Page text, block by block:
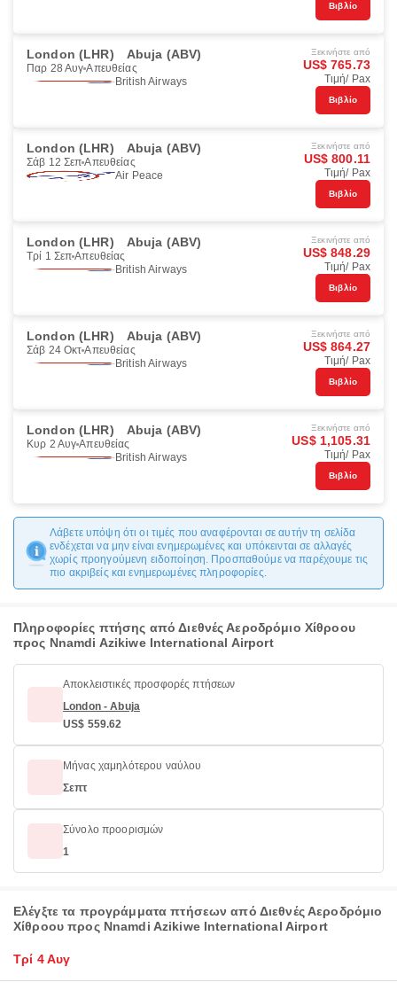
Βιβλίο
London (LHR) Abuja (ABV)
Παρ 28 Αυγ Απευθείας
British Airways
Ξεκινήστε από
US$ 765.73
Τιμή/ Pax
Βιβλίο
London (LHR) Abuja (ABV)
Σάβ 12 Σεπ Απευθείας
Air Peace
Ξεκινήστε από
US$ 800.11
Τιμή/ Pax
Βιβλίο
London (LHR) Abuja (ABV)
Τρί 1 Σεπ Απευθείας
British Airways
Ξεκινήστε από
US$ 848.29
Τιμή/ Pax
Βιβλίο
London (LHR) Abuja (ABV)
Σάβ 24 Οκτ Απευθείας
British Airways
Ξεκινήστε από
US$ 864.27
Τιμή/ Pax
Βιβλίο
London (LHR) Abuja (ABV)
Κυρ 2 Αυγ Απευθείας
British Airways
Ξεκινήστε από
US$ 1,105.31
Τιμή/ Pax
Βιβλίο
Λάβετε υπόψη ότι οι τιμές που αναφέρονται σε αυτήν τη σελίδα
ενδέχεται να μην είναι ενημερωμένες και υπόκεινται σε αλλαγές
χωρίς προηγούμενη ειδοποίηση. Προσπαθούμε να παρέχουμε τις
πιο ακριβείς και ενημερωμένες πληροφορίες.
Πληροφορίες πτήσης από Διεθνές Αεροδρόμιο Χίθροου
προς Nnamdi Azikiwe International Airport
Αποκλειστικές προσφορές πτήσεων
London - Abuja
US$ 559.62
Μήνας χαμηλότερου ναύλου
Σεπτ
Σύνολο προορισμών
1
Ελέγξτε τα προγράμματα πτήσεων από Διεθνές Αεροδρόμιο
Χίθροου προς Nnamdi Azikiwe International Airport
Τρί 4 Αυγ